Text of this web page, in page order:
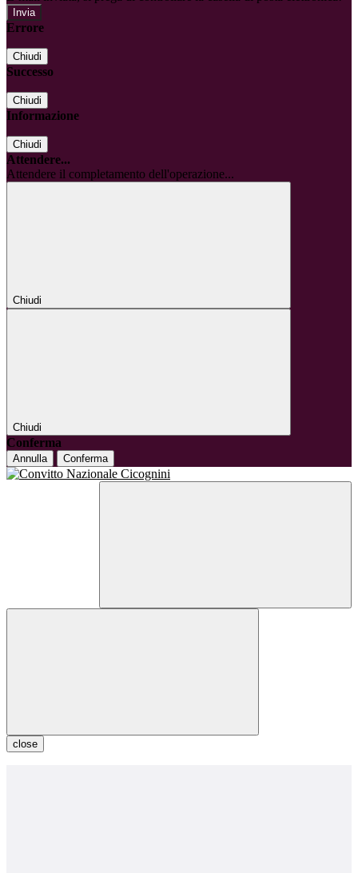
Errore
Chiudi
Successo
Chiudi
Informazione
Chiudi
Attendere...
Attendere il completamento dell'operazione...
Chiudi
Chiudi
Conferma
Annulla Conferma
close